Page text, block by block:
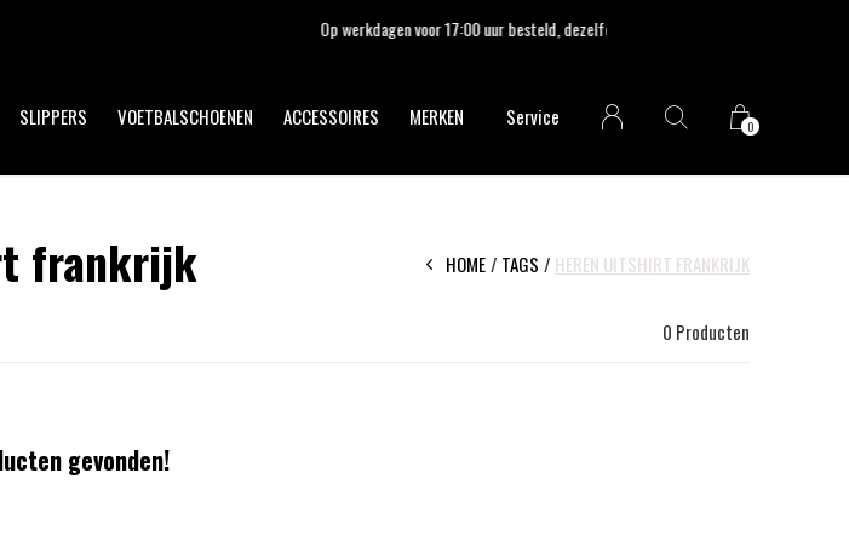
SLIPPERS VOETBALSCHOENEN ACCESSOIRES MERKEN Service 0
frankrijk HOME TAGS HEREN UITSHIRT FRANKRIJK
0 Producten
gevonden!